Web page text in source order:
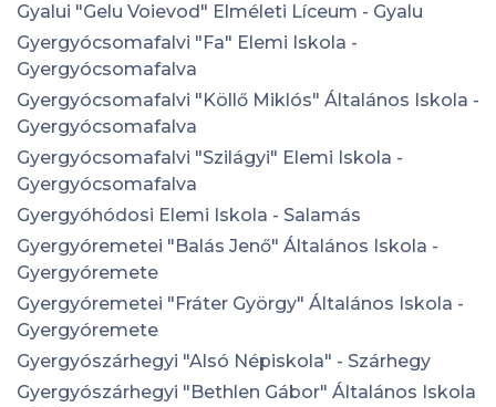
Gyalui "Gelu Voievod" Elméleti Líceum - Gyalu
Gyergyócsomafalvi "Fa" Elemi Iskola -
Gyergyócsomafalva
Gyergyócsomafalvi "Köllő Miklós" Általános Iskola -
Gyergyócsomafalva
Gyergyócsomafalvi "Szilágyi" Elemi Iskola -
Gyergyócsomafalva
Gyergyóhódosi Elemi Iskola - Salamás
Gyergyóremetei "Balás Jenő" Általános Iskola -
Gyergyóremete
Gyergyóremetei "Fráter György" Általános Iskola -
Gyergyóremete
Gyergyószárhegyi "Alsó Népiskola" - Szárhegy
Gyergyószárhegyi "Bethlen Gábor" Általános Iskola